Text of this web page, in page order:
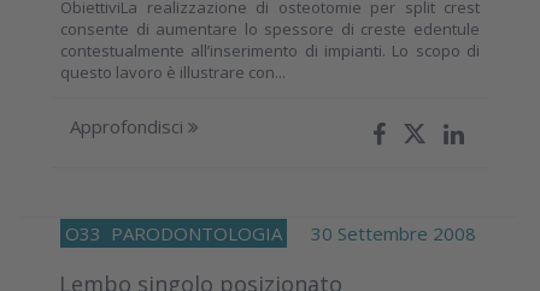
ObiettiviLa realizzazione di osteotomie per split crest
consente di aumentare lo spessore di creste edentule
contestualmente all’inserimento di impianti. Lo scopo di
questo lavoro è illustrare con...
Approfondisci
O33 PARODONTOLOGIA 30 Settembre 2008
Lembo singolo posizionato